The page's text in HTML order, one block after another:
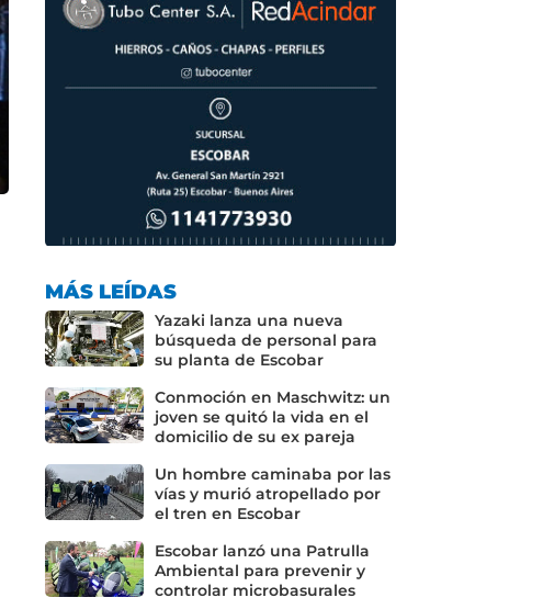
MÁS LEÍDAS
Yazaki lanza una nueva
búsqueda de personal para
su planta de Escobar
Conmoción en Maschwitz: un
joven se quitó la vida en el
domicilio de su ex pareja
Un hombre caminaba por las
vías y murió atropellado por
el tren en Escobar
Escobar lanzó una Patrulla
Ambiental para prevenir y
controlar microbasurales